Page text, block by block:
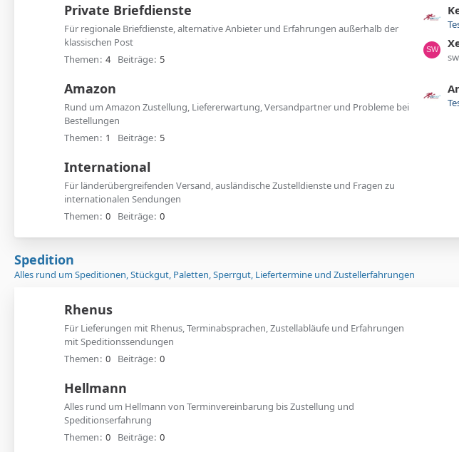
g
e
e
i
Private Briefdienste
Für regionale Briefdienste, alternative Anbieter und Erfahrungen außerhalb der
klassischen Post
Themen 4 Beiträge 5
t
z
Amazon
Rund um Amazon Zustellung, Liefererwartung, Versandpartner und Probleme bei
Bestellungen
Themen
1 Beiträge 5
International
Für länderübergreifenden Versand, ausländische Zustelldienste und Fragen zu
internationalen Sendungen
Themen 0 Beiträge 0
Spedition
Alles rund um Speditionen, Stückgut, Paletten, Sperrgut, Liefertermine und Zustellerfahrungen
Rhenus
Für Lieferungen mit Rhenus, Terminabsprachen, Zustellabläufe und Erfahrungen
mit Speditionssendungen
Themen 0 Beiträge 0
Hellmann
Alles rund um Hellmann von Terminvereinbarung bis Zustellung und
Speditionserfahrung
Themen 0 Beiträge 0